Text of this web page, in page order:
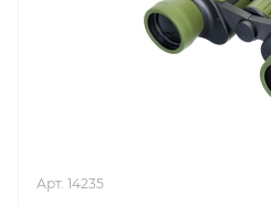
Арт. 14235